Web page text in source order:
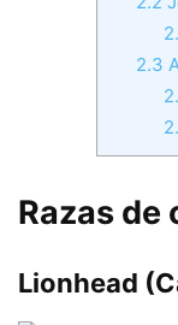
2.3
Razas de
Lionhead